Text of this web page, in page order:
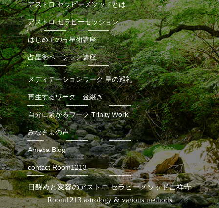
アストロ セラピーメソッドとは
アストロ セラピーセッション
はじめての占星術講座
占星術ベーシック講座
メディテーションワーク 星の巡礼
再生するワーク 金継ぎ
自分に繋がるワーク Trinity Work
みなさまの声
Ameba Blog
contact Room1213
目醒めと変容のアストロ セラピーメソッド吉祥寺
Room1213 astrology & various methods